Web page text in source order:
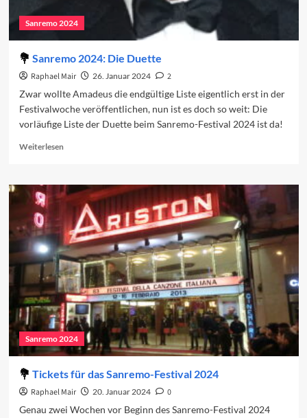
Sanremo 2024
Sanremo 2024: Die Duette
Raphael Mair 26. Januar 2024
2
Zwar wollte Amadeus die endgültige Liste eigentlich erst in der
Festivalwoche veröffentlichen, nun ist es doch so weit: Die
vorläufige Liste der Duette beim Sanremo-Festival 2024 ist da!
WeiterlesenRead
Sanremo
2024:
Duette
Sanremo 2024
Tickets für das Sanremo-Festival 2024
Raphael Mair 20. Januar 2024
0
Genau zwei Wochen vor Beginn des Sanremo-Festival 2024